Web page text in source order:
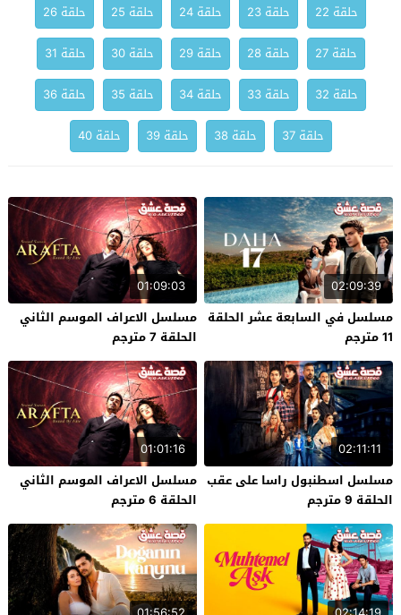
حلقة 22
حلقة 23 حلقة 24 حلقة 25
حلقة 26
حلقة 27
حلقة 28 حلقة 29 حلقة 30
حلقة 31
حلقة 32
حلقة 33 حلقة 34 حلقة 35
حلقة 36
حلقة 37
حلقة 38 حلقة 39 حلقة 40
02:09:39
مسلسل في السابعة عشر الحلقة
11 مترجم
01:09:03
مسلسل الاعراف الموسم الثاني
الحلقة 7 مترجم
02:11:11
مسلسل اسطنبول راسا على عقب
الحلقة 9 مترجم
01:01:16
مسلسل الاعراف الموسم الثاني
الحلقة 6 مترجم